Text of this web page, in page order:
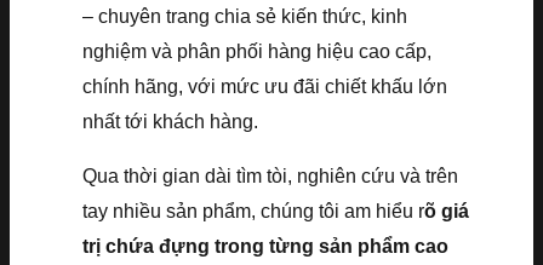
– chuyên trang chia sẻ kiến thức, kinh
nghiệm và phân phối hàng hiệu cao cấp,
chính hãng, với mức ưu đãi chiết khấu lớn
nhất tới khách hàng.
Qua thời gian dài tìm tòi, nghiên cứu và trên
tay nhiều sản phẩm, chúng tôi am hiểu rõ giá
trị chứa đựng trong từng sản phẩm cao